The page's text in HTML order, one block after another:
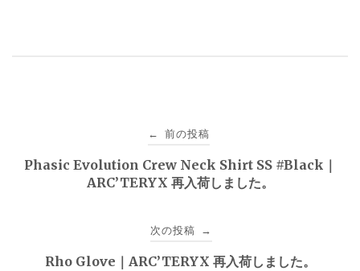
稿
← 前の投稿
Phasic Evolution Crew Neck Shirt SS #Black｜
ARC’TERYX 再入荷しました。
次の投稿 →
Rho Glove｜ARC’TERYX 再入荷しました。